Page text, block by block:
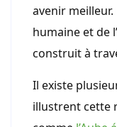
avenir
humaine et de
construit à
Il existe
illustrent cette